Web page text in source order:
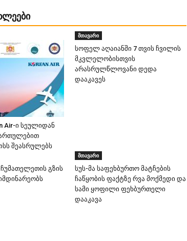
Air-ი სეულიდან
შეასრულებს
მთავარი
სოფელ აღაიანში 7 თვის ჩვილის
მკვლელობისთვის
არასრულწლოვანი დედა
დააკავეს
გზის
მთავარი
სუს-მა საფეხბურთო მატჩების
ჩაწყობის ფაქტზე რვა მოქმედი და
სამი ყოფილი ფეხბურთელი
დააკავა